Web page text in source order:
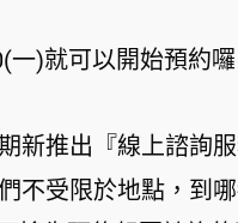
)就可以開始預約囉
新推出『線上諮詢
不受限於地點，到